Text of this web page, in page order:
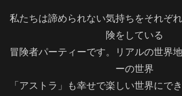
私たちは諦められない気持ちをそれぞ
険をしている
冒険者パーティーです。リアルの世界
ーの世界
「アストラ」も幸せで楽しい世界にで